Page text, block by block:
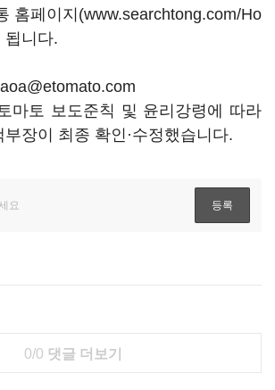
홈페이지(www.searchtong.com/Ho
됩니다.
마토 보도준칙 및 윤리강령에 따라
장이 최종 확인·수정했습니다.
0/0 댓글 더보기